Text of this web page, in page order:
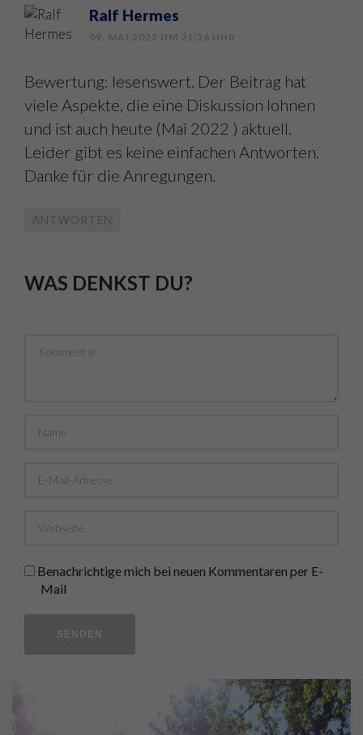
Ralf Hermes
09. MAI 2022 UM 21:36 UHR
Bewertung: lesenswert. Der Beitrag hat
viele Aspekte, die eine Diskussion lohnen
und ist auch heute (Mai 2022 ) aktuell.
Leider gibt es keine einfachen Antworten.
Danke für die Anregungen.
ANTWORTEN
WAS DENKST DU?
Benachrichtige mich bei neuen Kommentaren per E-
Mail
SENDEN